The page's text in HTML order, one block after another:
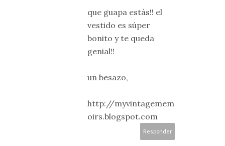
que guapa estás!! el
vestido es súper
bonito y te queda
genial!!
un besazo,
http://myvintagemem
oirs.blogspot.com
Responder